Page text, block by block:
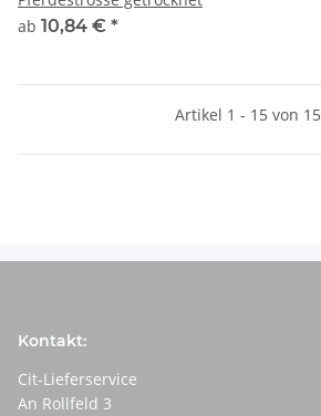
ab 10,84 € *
Artikel 1 - 15 von 15
Kontakt:
Cit-Lieferservice
An Rollfeld 3